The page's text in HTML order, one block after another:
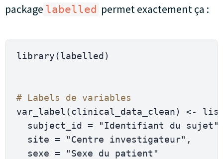
package labelled permet exactement ça :
library(labelled )
# Labels de variables
var_label (clinical_data_clean) <-
  subject_id
= "Identifiant du sujet"
  site
= "Centre investigateur" ,
  sexe
=
"Sexe du patient"